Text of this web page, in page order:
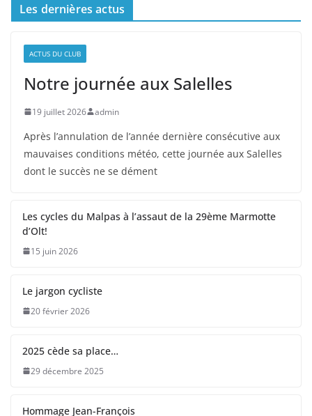
Les dernières actus
ACTUS DU CLUB
Notre journée aux Salelles
19 juillet 2026 admin
Après l’annulation de l’année dernière consécutive aux
mauvaises conditions météo, cette journée aux Salelles
dont le succès ne se dément
Les cycles du Malpas à l’assaut de la 29ème Marmotte
d’Olt!
15 juin 2026
Le jargon cycliste
20 février 2026
2025 cède sa place…
29 décembre 2025
Hommage Jean-François